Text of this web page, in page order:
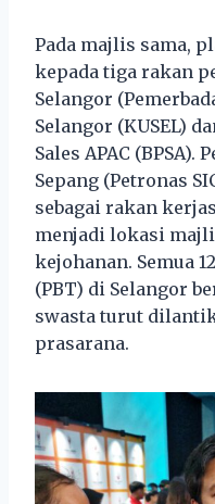
Pada majlis sama,
kepada tiga rakan
Selangor
Selangor (KUSEL)
Sales APAC
Sepang (Petronas
sebagai rakan
menjadi lokasi
kejohanan. Semua
(PBT) di Selangor
swasta turut
prasarana.